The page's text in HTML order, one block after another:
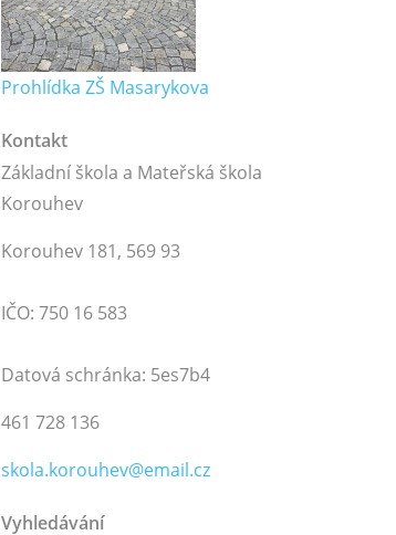
Prohlídka ZŠ Masarykova
Kontakt
Základní škola a Mateřská škola
Korouhev
Korouhev 181, 569 93
IČO: 750 16 583
Datová schránka: 5es7b4
461 728 136
skola.korouhev@email.cz
Vyhledávání